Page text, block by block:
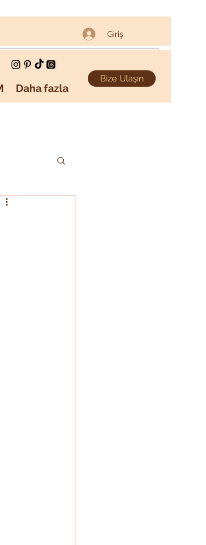
Giriş
Daha fazla
Bize Ulaşın